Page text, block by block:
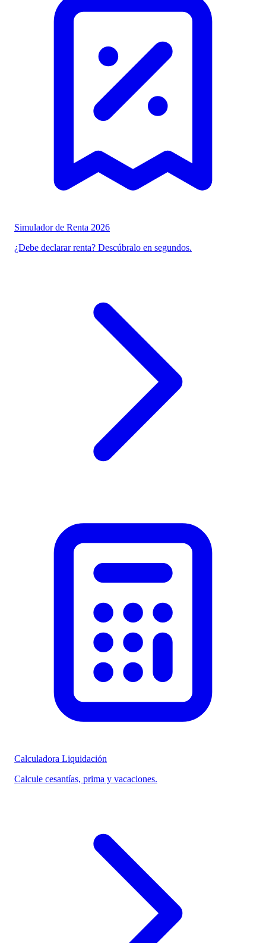
Simulador de Renta 2026
¿Debe declarar renta? Descúbralo en segundos.
Calculadora Liquidación
Calcule cesantías, prima y vacaciones.